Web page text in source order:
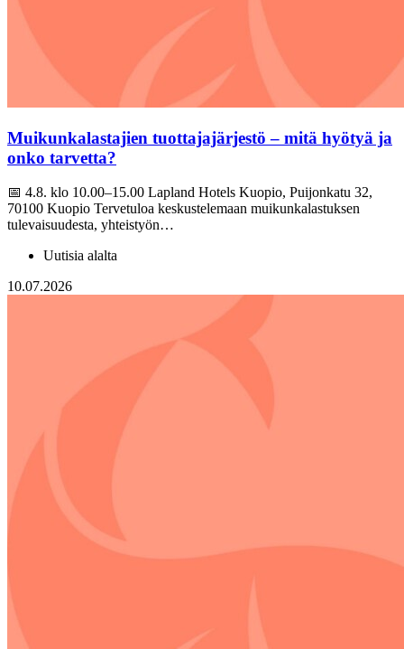
Muikunkalastajien tuottajajärjestö – mitä hyötyä ja
onko tarvetta?
📅 4.8. klo 10.00–15.00 Lapland Hotels Kuopio, Puijonkatu 32,
70100 Kuopio Tervetuloa keskustelemaan muikunkalastuksen
tulevaisuudesta, yhteistyön…
Uutisia alalta
10.07.2026